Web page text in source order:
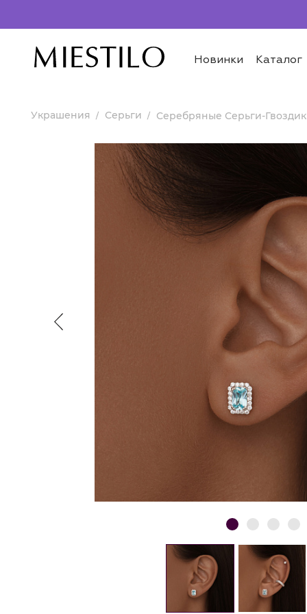
Новинки Каталог
Украшения Серьги Серебряные Серьги-